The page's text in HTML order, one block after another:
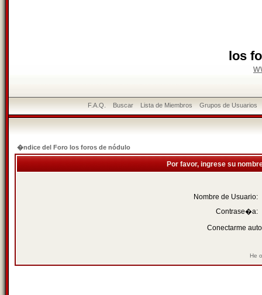
los
F.A.Q. Buscar Lista de Miembros Grupos de Usuarios
�ndice del Foro los foros de nódulo
Por favor, ingrese su
Nombre de Usuario:
Contrase�a:
Conectarme
He